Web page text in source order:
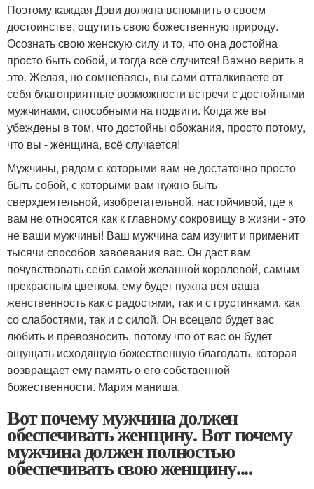
Поэтому каждая Дэви должна вспомнить о своем
достоинстве, ощутить свою божественную природу.
Осознать свою женскую силу и то, что она достойна
просто быть собой, и тогда всё случится! Важно верить в
это. Желая, но сомневаясь, вы сами отталкиваете от
себя благоприятные возможности встречи с достойными
мужчинами, способными на подвиги. Когда же вы
убеждены в том, что достойны обожания, просто потому,
что вы - женщина, всё случается!
Мужчины, рядом с которыми вам не достаточно просто
быть собой, с которыми вам нужно быть
сверхдеятельной, изобретательной, настойчивой, где к
вам не относятся как к главному сокровищу в жизни - это
не ваши мужчины! Ваш мужчина сам изучит и применит
тысячи способов завоевания вас. Он даст вам
почувствовать себя самой желанной королевой, самым
прекрасным цветком, ему будет нужна вся ваша
женственность как с радостями, так и с грустинками, как
со слабостями, так и с силой. Он всецело будет вас
любить и превозносить, потому что от вас он будет
ощущать исходящую божественную благодать, которая
возвращает ему память о его собственной
божественности. Мария маниша.
Вот почему мужчина должен
обеспечивать женщину. Вот почему
мужчина должен полностью
обеспечивать свою женщину....